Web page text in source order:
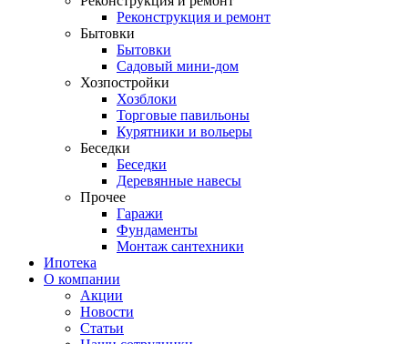
Реконструкция и ремонт
Бытовки
Бытовки
Садовый мини-дом
Хозпостройки
Хозблоки
Торговые павильоны
Курятники и вольеры
Беседки
Беседки
Деревянные навесы
Прочее
Гаражи
Фундаменты
Монтаж сантехники
Ипотека
О компании
Акции
Новости
Статьи